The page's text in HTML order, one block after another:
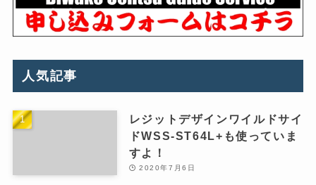
人気記事
レジットデザインワイルドサイ
ドWSS-ST64L+も使っていま
すよ！
2020年7月6日